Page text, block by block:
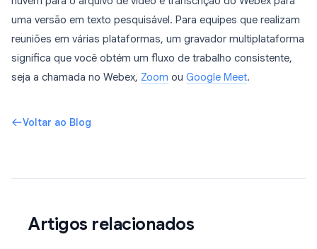
uma versão em texto pesquisável. Para equipes que realizam
reuniões em várias plataformas, um gravador multiplataforma
significa que você obtém um fluxo de trabalho consistente,
seja a chamada no Webex, Zoom ou Google Meet.
Voltar ao Blog
Artigos relacionados